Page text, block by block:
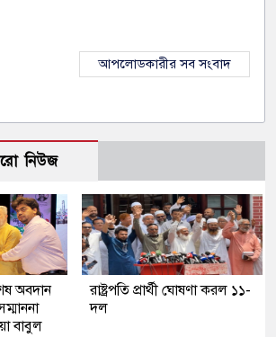
আপলোডকারীর সব সংবাদ
নিউজ
অবদান
বাবুল
রাষ্ট্রপতি প্রার্থী ঘোষণা করল ১১-
দল